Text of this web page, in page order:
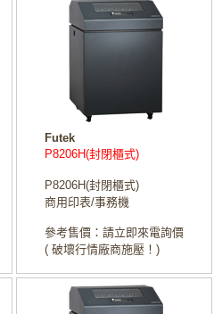
Futek
P8206H(封閉櫃式)
P8206H(封閉櫃式)
商用印表/事務機
參考售價：請立即來電詢價
( 破壞行情廠商施壓！)